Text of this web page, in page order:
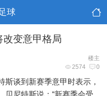
球
改变意甲格局
楼主
2574 0
斯谈到新赛季意甲时表示，
贝尼特斯说：“新赛季会受